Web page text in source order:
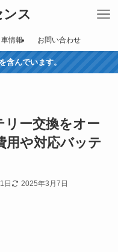
ス
車情報 お問い合わせ
含んでいます。
リー交換をオー
用や対応バッテ
日 2025年3月7日